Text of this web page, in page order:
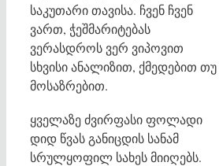
საკუთარი თავისა. ჩვენ ჩვენ
ვართ, ჭეშმარიტებას
ვერასდროს ვერ ვიპოვით
სხვისი ანალიზით, ქმედებით თუ
მოსაზრებით.
ყველაზე ძვირფასი ფოლადი
დიდ წვას განიცდის სანამ
სრულყოფილ სახეს მიიღებს.